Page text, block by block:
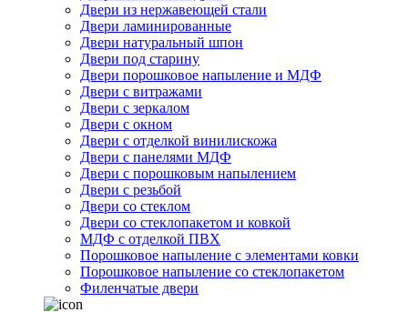
Двери из нержавеющей стали
Двери ламинированные
Двери натуральный шпон
Двери под старину
Двери порошковое напыление и МДФ
Двери с витражами
Двери с зеркалом
Двери с окном
Двери с отделкой винилискожа
Двери с панелями МДФ
Двери с порошковым напылением
Двери с резьбой
Двери со стеклом
Двери со стеклопакетом и ковкой
МДФ с отделкой ПВХ
Порошковое напыление с элементами ковки
Порошковое напыление со стеклопакетом
Филенчатые двери